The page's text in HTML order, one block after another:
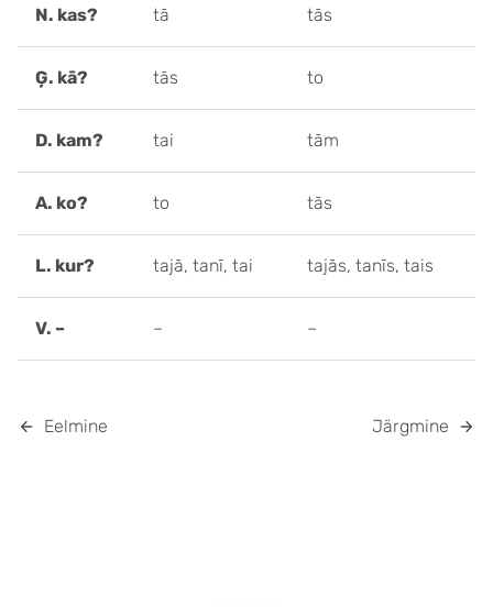
N. kas? tā tās
Ģ. kā? tās to
D. kam? tai tām
A. ko? to tās
L. kur? tajā, tanī, tai tajās, tanīs, tais
V. – – –
Eelmine Järgmine